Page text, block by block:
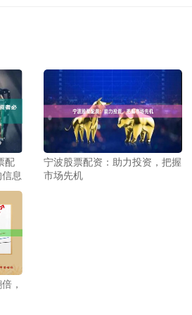
配
息
宁波股票配资：助力投资，把握
市场先机
，